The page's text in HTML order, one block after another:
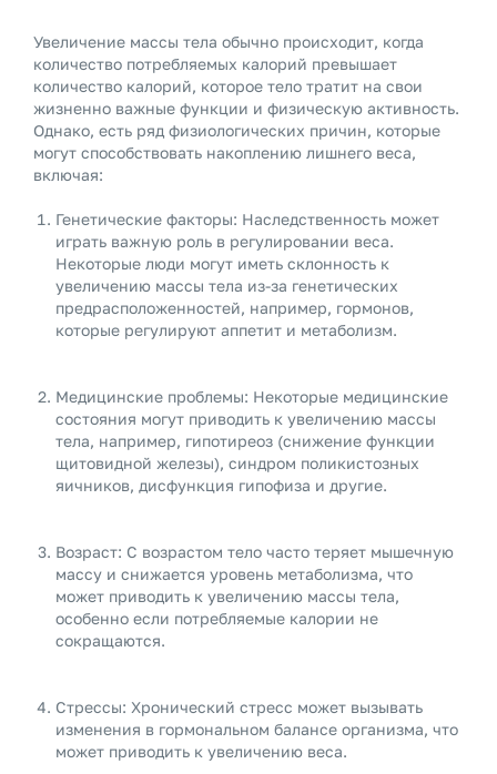
Увеличение массы тела обычно происходит, когда
количество потребляемых калорий превышает
количество калорий, которое тело тратит на свои
жизненно важные функции и физическую активность.
Однако, есть ряд физиологических причин, которые
могут способствовать накоплению лишнего веса,
включая:
Генетические факторы: Наследственность может
играть важную роль в регулировании веса.
Некоторые люди могут иметь склонность к
увеличению массы тела из-за генетических
предрасположенностей, например, гормонов,
которые регулируют аппетит и метаболизм.
Медицинские проблемы: Некоторые медицинские
состояния могут приводить к увеличению массы
тела, например, гипотиреоз (снижение функции
щитовидной железы), синдром поликистозных
яичников, дисфункция гипофиза и другие.
Возраст: С возрастом тело часто теряет мышечную
массу и снижается уровень метаболизма, что
может приводить к увеличению массы тела,
особенно если потребляемые калории не
сокращаются.
Стрессы: Хронический стресс может вызывать
изменения в гормональном балансе организма, что
может приводить к увеличению веса.